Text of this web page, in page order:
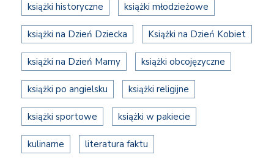
książki historyczne książki młodzieżowe
książki na Dzień Dziecka Książki na Dzień Kobiet
książki na Dzień Mamy książki obcojęzyczne
książki po angielsku książki religijne
książki sportowe książki w pakiecie
kulinarne literatura faktu